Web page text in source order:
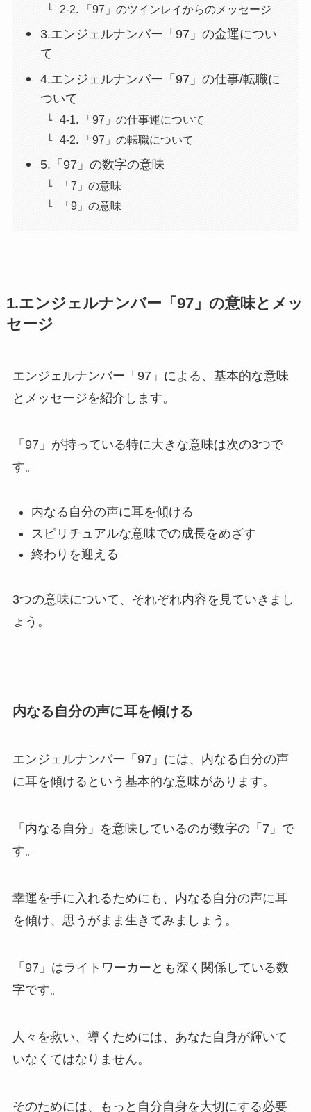
2-2. 「97」のツインレイからのメッセージ
3.エンジェルナンバー「97」の金運につい
て
4.エンジェルナンバー「97」の仕事/転職に
ついて
4-1. 「97」の仕事運について
4-2. 「97」の転職について
5.「97」の数字の意味
「7」の意味
「9」の意味
1.エンジェルナンバー「97」の意味とメッ
セージ
エンジェルナンバー「97」による、基本的な意味
とメッセージを紹介します。
「97」が持っている特に大きな意味は次の3つで
す。
内なる自分の声に耳を傾ける
スピリチュアルな意味での成長をめざす
終わりを迎える
3つの意味について、それぞれ内容を見ていきまし
ょう。
内なる自分の声に耳を傾ける
エンジェルナンバー「97」には、内なる自分の声
に耳を傾けるという基本的な意味があります。
「内なる自分」を意味しているのが数字の「7」で
す。
幸運を手に入れるためにも、内なる自分の声に耳
を傾け、思うがまま生きてみましょう。
「97」はライトワーカーとも深く関係している数
字です。
人々を救い、導くためには、あなた自身が輝いて
いなくてはなりません。
そのためには、もっと自分自身を大切にする必要